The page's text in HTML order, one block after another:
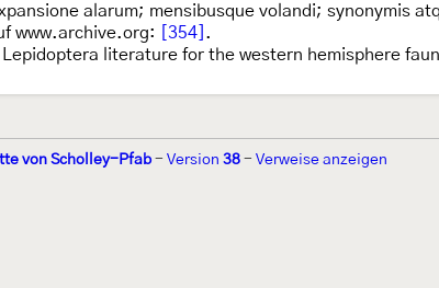
alarum; mensibusque volandi; synonymis
www.archive.org:
[354] .
literature for the western hemisphere
von Scholley-Pfab - Version 38 - Verweise anzeigen